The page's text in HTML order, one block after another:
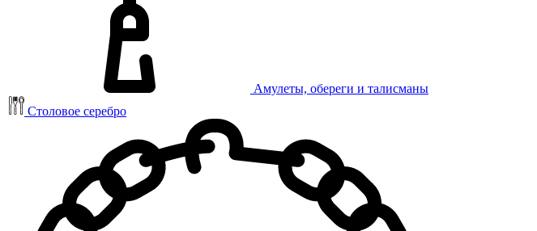
Амулеты, обереги и талисманы
Столовое серебро